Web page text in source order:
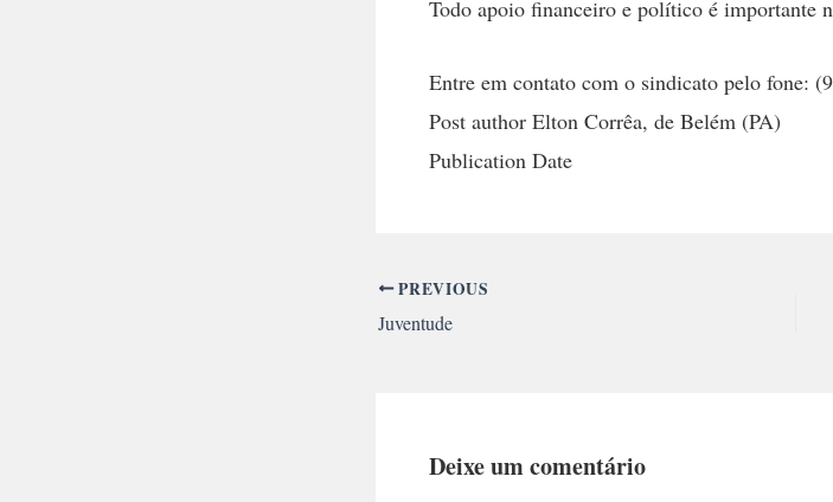
Todo apoio financeiro e político é importante
Entre em contato com o sindicato pelo fone:
Post author Elton Corrêa, de Belém (PA)
Publication Date
PREVIOUS
Juventude
Deixe um comentário